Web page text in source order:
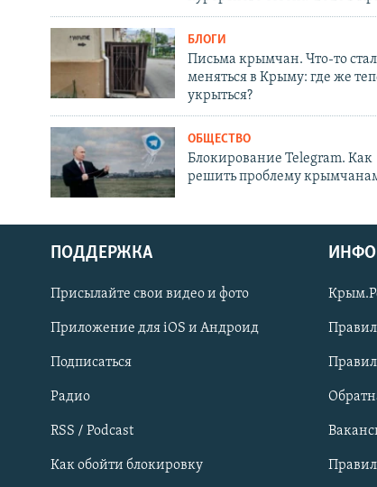
Українською
Qırımtatar
ПРИСОЕДИНЯЙТЕСЬ!
БЛОГИ
Письма крымчан. Что-то
меняться в Крыму: где же
укрыться?
ОБЩЕСТВО
Блокирование Telegram. Как
решить проблему
ПОДДЕРЖКА
Присылайте свои видео и фото
Приложение для iOS и Андроид
Подписаться
Радио
RSS / Podcast
Как обойти блокировку
ИНФО